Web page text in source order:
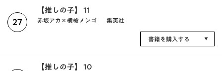
27
【推しの子】 11
赤坂アカ×横槍メンゴ 集英社
書籍を購入する
【推しの子】 10